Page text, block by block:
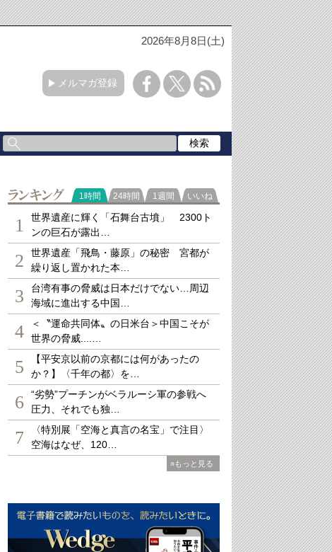
2026年8月8日(土)
メルマガ登録
ランキング
1時間 24時間 1週間 いいね
1
世界遺産に輝く「石舞台古墳」 2300ト
ンの巨石が露出…
2
世界遺産「飛鳥・藤原」の秘密 宮都が
繰り返し置かれた本…
3
台湾有事の脅威は日本だけでない…周辺
海域に進出する中国…
4
＜〝運命共同体〟の日米台＞中国こそが
世界の脅威....…
5
【平安京以前の京都には何があったの
か？】〈千年の都〉を…
6
“劣勢”プーチンがベラルーシ軍の参戦へ
圧力、それでも独…
7
〈特別展「空海と真言の名宝」で注目〉
空海はなぜ、120…
»もっと見る